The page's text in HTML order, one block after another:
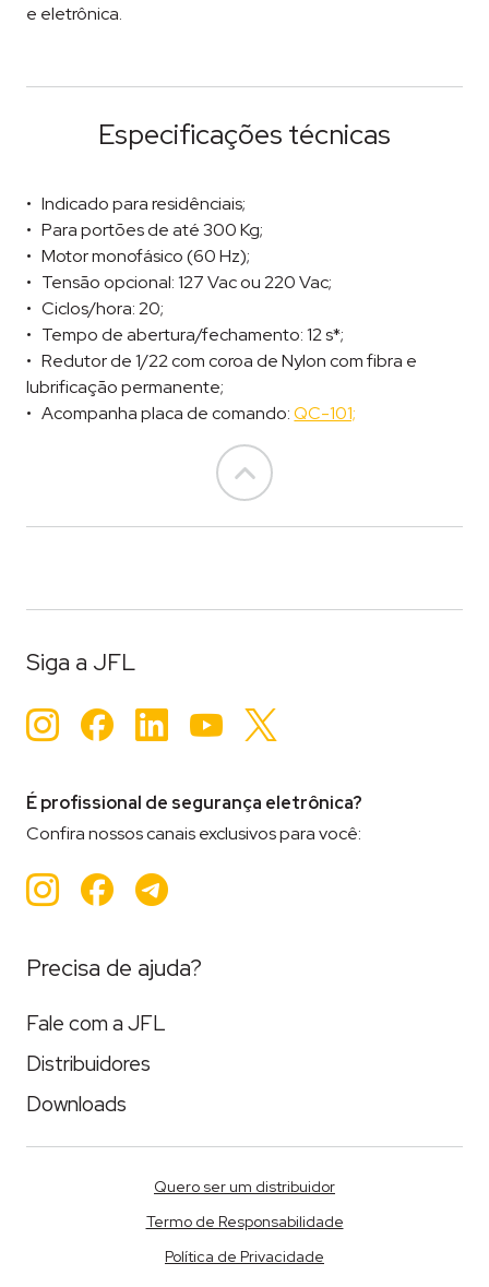
e eletrônica.
Especificações técnicas
Indicado para residênciais;
Para portões de até 300 Kg;
Motor monofásico (60 Hz);
Tensão opcional: 127 Vac ou 220 Vac;
Ciclos/hora: 20;
Tempo de abertura/fechamento: 12 s*;
Redutor de 1/22 com coroa de Nylon com fibra e
lubrificação permanente;
Acompanha placa de comando:QC-101;
Go to top
Siga a JFL
Instagram
Facebook
LinkedInYouTube
É profissional de segurança eletrônica?
Confira nossos canais exclusivos para você:
Instagram
Facebook
Teleram
Precisa de ajuda?
Fale com a JFL
Distribuidores
Downloads
Quero ser um distribuidor
Termo de Responsabilidade
Política de Privacidade